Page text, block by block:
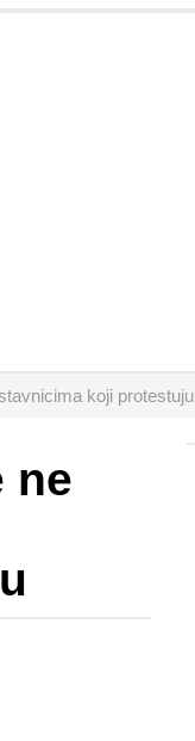
koji protestuju
ne